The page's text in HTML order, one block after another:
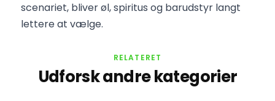
scenariet, bliver øl, spiritus og barudstyr langt
lettere at vælge.
RELATERET
Udforsk andre kategorier